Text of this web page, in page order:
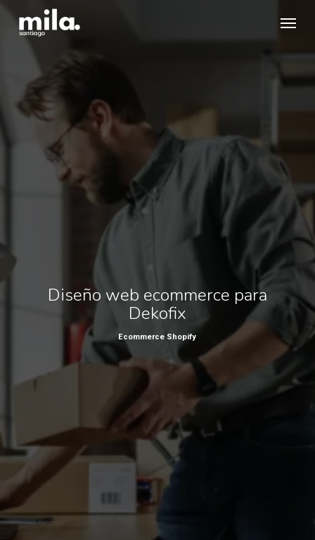
Diseño web ecommerce para
Dekofix
Ecommerce Shopify